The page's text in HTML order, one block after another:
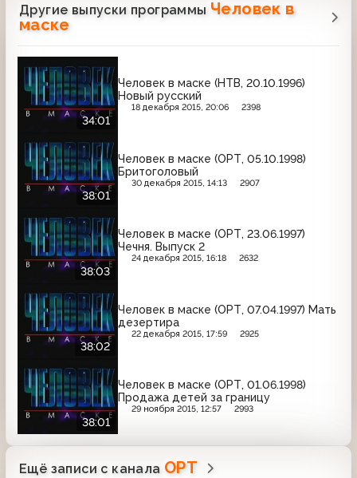
Другие выпуски программы Человек в
маске
34:01
Человек в маске (НТВ, 20.10.1996)
Новый русский
18 декабря 2015, 20:06 2398
38:01
Человек в маске (ОРТ, 05.10.1998)
Бритоголовый
30 декабря 2015, 14:13 2907
38:03
Человек в маске (ОРТ, 23.06.1997)
Чечня. Выпуск 2
24 декабря 2015, 16:18 2632
38:02
Человек в маске (ОРТ, 07.04.1997) Мать
дезертира
22 декабря 2015, 17:59 2925
38:01
Человек в маске (ОРТ, 01.06.1998)
Продажа детей за границу
29 ноября 2015, 12:57 2993
Ещё записи с канала ОРТ